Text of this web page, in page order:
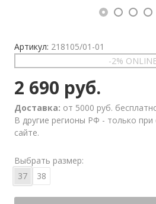
Артикул: 218105/01-01
-2%
2 690 руб.
Доставка: от 5000 руб.
В другие регионы РФ - только при
сайте.
Выбрать размер:
37
38